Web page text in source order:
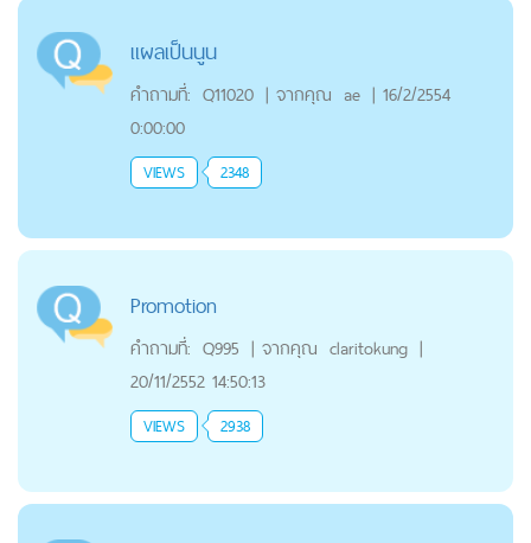
แผลเป็นนูน
คำถามที่: Q11020 | จากคุณ ae | 16/2/2554
0:00:00
VIEWS 2348
Promotion
คำถามที่: Q995 | จากคุณ claritokung |
20/11/2552 14:50:13
VIEWS 2938